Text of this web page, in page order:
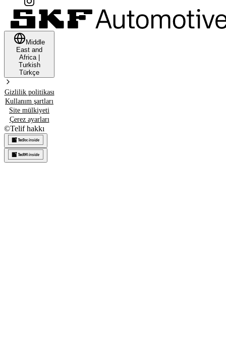
Middle
East and
Africa|
Turkish
Türkçe
Gizlilik politikası
Kullanım şartları
Site mülkiyeti
Çerez ayarları
©Telif hakkı